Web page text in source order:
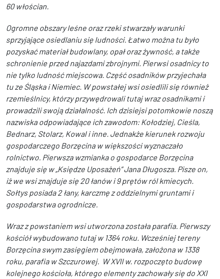
60 włościan.
Ogromne obszary leśne oraz rzeki stwarzały warunki
sprzyjające osiedlaniu się ludności. Łatwo można tu było
pozyskać materiał budowlany, opał oraz żywność, a także
schronienie przed najazdami zbrojnymi. Pierwsi osadnicy to
nie tylko ludność miejscowa. Część osadników przyjechała
tu ze Śląska i Niemiec. W powstałej wsi osiedlili się również
rzemieślnicy, którzy przywędrowali tutaj wraz osadnikami i
prowadzili swoją działalność. Ich dzisiejsi potomkowie noszą
nazwiska odpowiadające ich zawodom: Kołodziej, Cieśla,
Bednarz, Stolarz, Kowal i inne. Jednakże kierunek rozwoju
gospodarczego Borzęcina w większości wyznaczało
rolnictwo. Pierwsza wzmianka o gospodarce Borzęcina
znajduje się w „Księdze Uposażeń” Jana Długosza. Pisze on,
iż we wsi znajduje się 20 łanów i 9 prętów ról kmiecych.
Sołtys posiada 2 łany, karczmę z oddzielnymi gruntami i
gospodarstwa ogrodnicze.
Wraz z powstaniem wsi utworzona została parafia. Pierwszy
kościół wybudowano tutaj w 1364 roku. Wcześniej tereny
Borzęcina swym zasięgiem obejmowała, założona w 1338
roku, parafia w Szczurowej. W XVII w. rozpoczęto budowę
kolejnego kościoła, którego elementy zachowały się do XXI